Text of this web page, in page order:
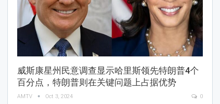
威斯康星州民意调查显示哈里斯领先特朗普4个
百分点，特朗普则在关键问题上占据优势
AMTV Oct 3, 2024 0